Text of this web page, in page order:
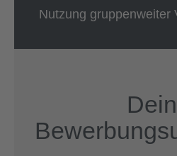
Nutzung gruppenweiter